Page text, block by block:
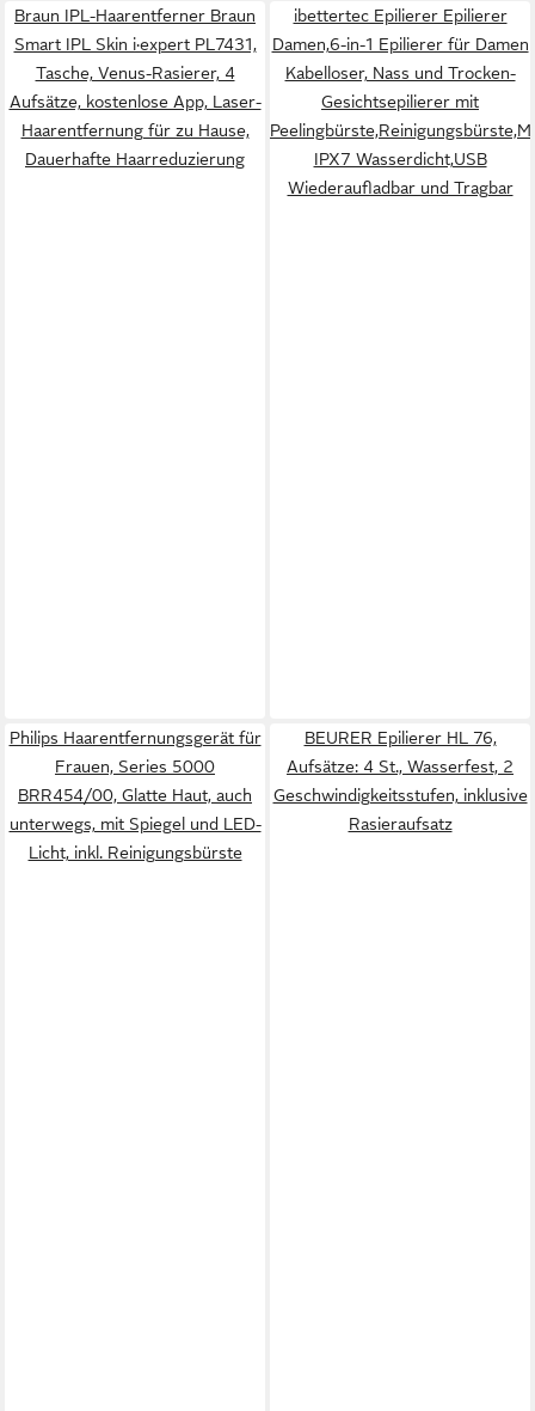
Braun IPL-Haarentferner Braun
Smart IPL Skin i·expert PL7431,
Tasche, Venus-Rasierer, 4
Aufsätze, kostenlose App, Laser-
Haarentfernung für zu Hause,
Dauerhafte Haarreduzierung
ibettertec Epilierer Epilierer
Damen,6-in-1 Epilierer für Damen
Kabelloser, Nass und Trocken-
Gesichtsepilierer mit
IPX7 Wasserdicht,USB
Wiederaufladbar und Tragbar
Philips Haarentfernungsgerät für
Frauen, Series 5000
BRR454/00, Glatte Haut, auch
unterwegs, mit Spiegel und LED-
Licht, inkl. Reinigungsbürste
BEURER Epilierer HL 76,
Aufsätze: 4 St., Wasserfest, 2
Geschwindigkeitsstufen, inklusive
Rasieraufsatz